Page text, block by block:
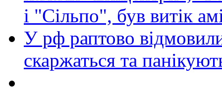
і "Сільпо", був витік
У рф раптово
скаржаться та